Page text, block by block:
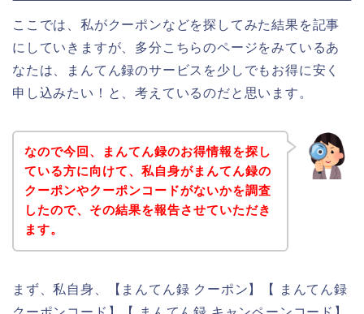
ここでは、私がクーポンなどを探してみた結果を記事
にしていきますが、多分こちらのページをみているあ
なたは、まんてん録のサービスを少しでもお得に安く
申し込みたい！と、考えているのだと思います。
なので今回、まんてん録のお得情報を探し
ている方に向けて、私自身がまんてん録の
クーポンやクーポンコードがないかを調査
したので、その結果を報告させていただき
ます。
まず、私自身、【まんてん録 クーポン】【 まんてん録